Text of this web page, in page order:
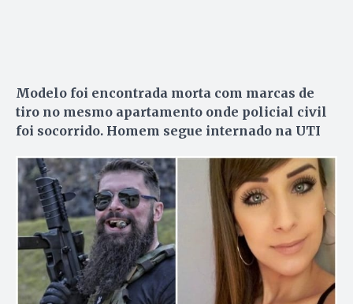
Modelo foi encontrada morta com marcas de
tiro no mesmo apartamento onde policial civil
foi socorrido. Homem segue internado na UTI